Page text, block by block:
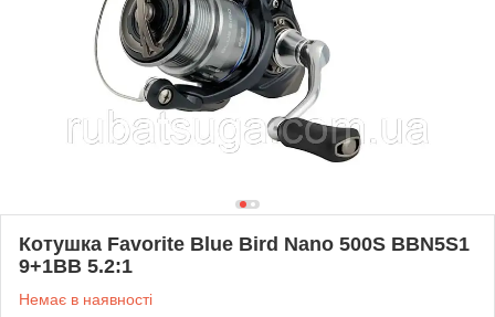
Котушка Favorite Blue Bird Nano 500S BBN5S1
9+1BB 5.2:1
Немає в наявності